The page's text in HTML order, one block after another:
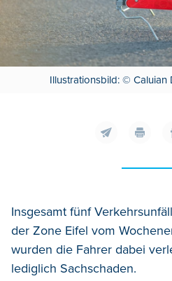
Illustrationsbild: © Caluian
Insgesamt fünf
der Zone Eifel vom
wurden die Fahrer dabei
lediglich Sachschaden.